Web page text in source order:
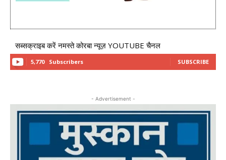
सब्सक्राइब करें नमस्ते कोरबा न्यूज़ YOUTUBE चैनल
5,770 Subscribers SUBSCRIBE
- Advertisement -